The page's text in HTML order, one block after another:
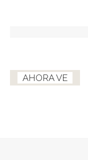
AHORA VE